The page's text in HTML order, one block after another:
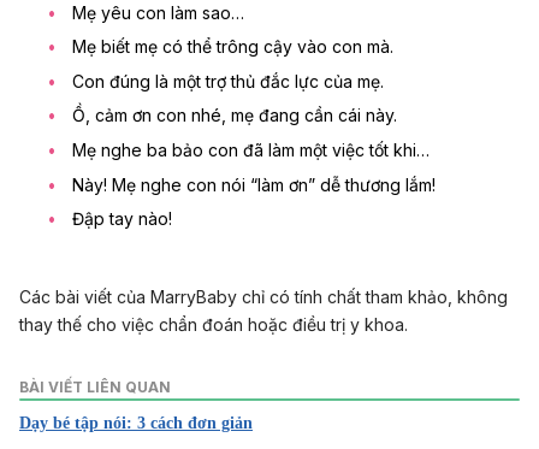
Mẹ yêu con làm sao…
Mẹ biết mẹ có thể trông cậy vào con mà.
Con đúng là một trợ thủ đắc lực của mẹ.
Ồ, cảm ơn con nhé, mẹ đang cần cái này.
Mẹ nghe ba bảo con đã làm một việc tốt khi…
Này! Mẹ nghe con nói “làm ơn” dễ thương lắm!
Đập tay nào!
Các bài viết của MarryBaby chỉ có tính chất tham khảo, không
thay thế cho việc chẩn đoán hoặc điều trị y khoa.
BÀI VIẾT LIÊN QUAN
Dạy bé tập nói: 3 cách đơn giản